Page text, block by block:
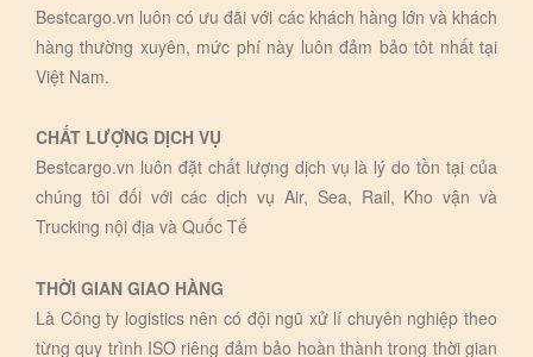
Bestcargo.vn luôn có ưu đãi với các khách hàng lớn và khách
hàng thường xuyên, mức phí này luôn đảm bảo tôt nhất tại
Việt Nam.
CHẤT LƯỢNG DỊCH VỤ
Bestcargo.vn luôn đặt chất lượng dịch vụ là lý do tồn tại của
chúng tôi đối với các dịch vụ Air, Sea, Rail, Kho vận và
Trucking nội địa và Quốc Tế
THỜI GIAN GIAO HÀNG
Là Công ty logistics nên có đội ngũ xử lí chuyên nghiệp theo
từng quy trình ISO riêng đảm bảo hoàn thành trong thời gian